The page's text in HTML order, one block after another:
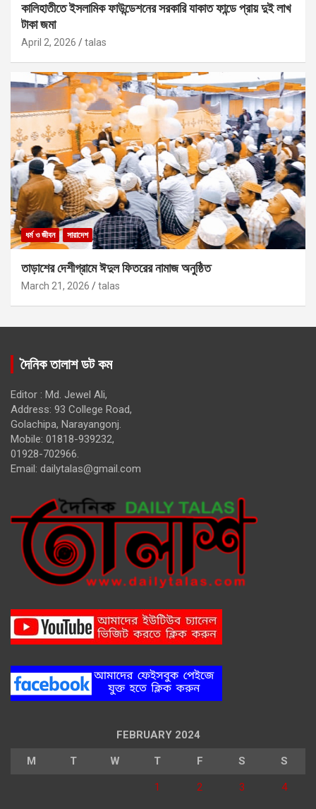
কালিহাতীতে ইসলামিক ফাউন্ডেশনের সরকারি যাকাত ফান্ডে প্রায় দুই লাখ
টাকা জমা
April 2, 2026 talas
ধর্ম ও জীবন সারাদেশ
তাড়াশের দেশীগ্রামে ঈদুল ফিতরের নামাজ অনুষ্ঠিত
March 21, 2026 talas
দৈনিক তালাশ ডট কম
Editor : Md. Jewel Ali,
Address: 93 College Road,
Golachipa, Narayangonj.
Mobile: 01818-939232,
01928-702966.
Email: dailytalas@gmail.com
FEBRUARY 2024
M T W T F S S
1 2 3 4